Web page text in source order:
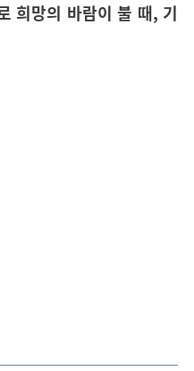
희망의 바람이 불 때, 기